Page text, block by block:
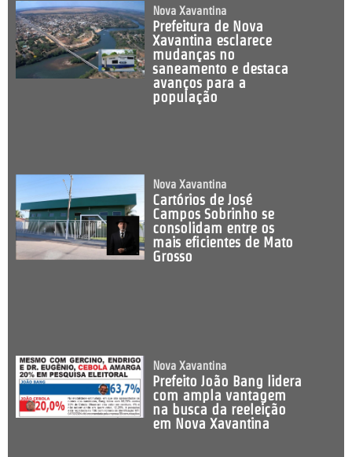
Nova Xavantina
Prefeitura de Nova
Xavantina esclarece
mudanças no
saneamento e destaca
avanços para a
população
Nova Xavantina
Cartórios de José
Campos Sobrinho se
consolidam entre os
mais eficientes de Mato
Grosso
Nova Xavantina
Prefeito João Bang lidera
com ampla vantagem
na busca da reeleição
em Nova Xavantina